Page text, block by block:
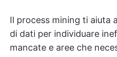
Il process mining ti aiuta
di dati per individuare
mancate e aree che